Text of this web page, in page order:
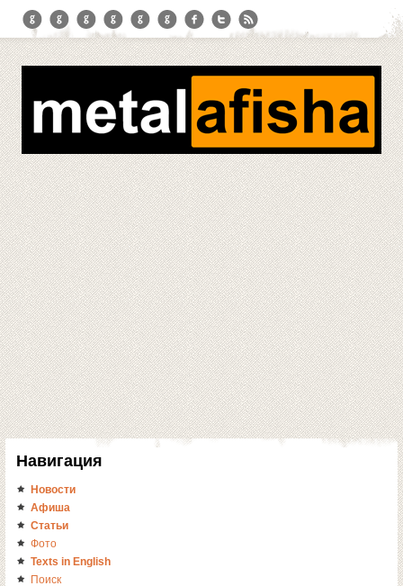
Навигация
Новости
Афиша
Статьи
Фото
Texts in English
Поиск